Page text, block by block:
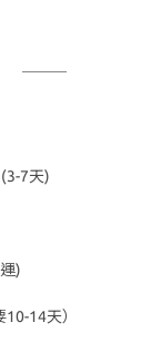
7天)
)
14天）